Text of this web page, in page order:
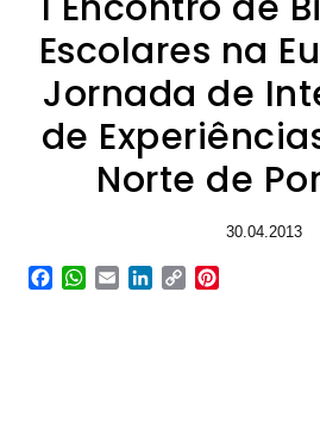
Escolares na
Jornada de
de
Norte de
30.04.2013
Facebook
WhatsApp
EmailLinkedIn
Copy